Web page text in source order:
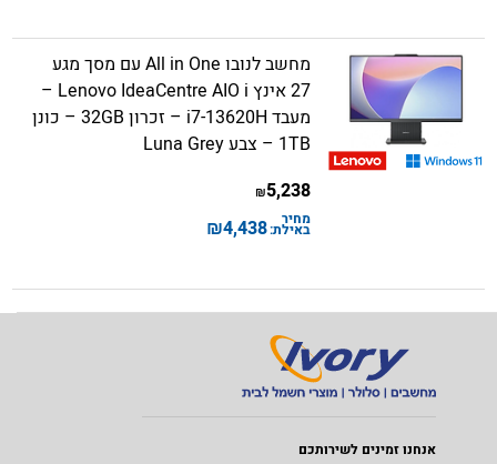
מחשב לנובו All in One עם מסך מגע
27 אינץ Lenovo IdeaCentre AIO i –
מעבד i7-13620H – זכרון 32GB – כונן
1TB – צבע Luna Grey
5,238
₪
מחיר
באילת:4,438
₪
אנחנו זמינים לשירותכם